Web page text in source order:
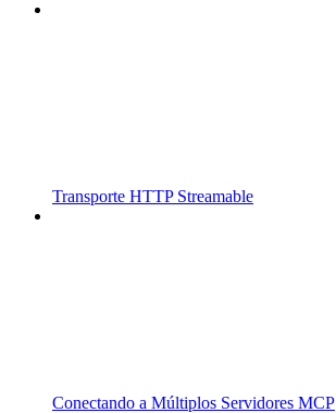
Transporte HTTP Streamable
Conectando a Múltiplos Servidores MCP